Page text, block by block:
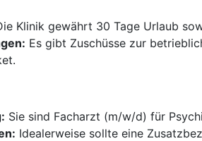
Klinik gewährt 30 Tage Urlaub
Es gibt Zuschüsse zur
Sie sind Facharzt (m/w/d) für
Idealerweise sollte eine